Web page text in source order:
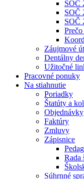
SOČ
SOČ
SOČ
Záujmové
Dentálny
Užitočné
Pracovné ponuky
Na stiahnutie
Poriadky
Štatúty a
Objednávky
Faktúry
Zmluvy
Zápisnice
Rada
Súhrnné